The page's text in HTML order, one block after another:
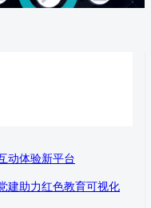
动体验新平台
建助力红色教育可视化